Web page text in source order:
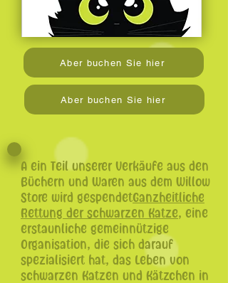
Aber buchen Sie hier
Aber buchen Sie hier
A ein Teil unserer Verkäufe aus den
Büchern und Waren aus dem Willow
Store wird gespendetGanzheitliche
Rettung der schwarzen Katze, eine
erstaunliche gemeinnützige
Organisation, die sich darauf
spezialisiert hat, das Leben von
schwarzen Katzen und Kätzchen in